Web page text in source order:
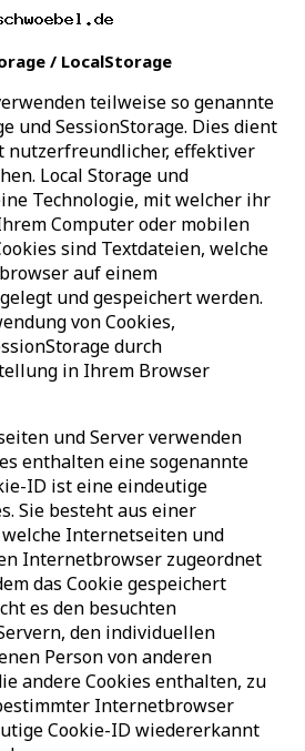
/ LocalStorage
teilweise so genannte
und SessionStorage. Dies dient
nutzerfreundlicher, effektiver
Local Storage und
Technologie, mit welcher ihr
Computer oder mobilen
sind Textdateien, welche
auf einem
und gespeichert werden.
von Cookies,
durch
in Ihrem Browser
und Server verwenden
enthalten eine sogenannte
ID ist eine eindeutige
Sie besteht aus einer
Internetseiten und
Internetbrowser zugeordnet
das Cookie gespeichert
es den besuchten
den individuellen
Person von anderen
andere Cookies enthalten, zu
Internetbrowser
Cookie-ID wiedererkannt